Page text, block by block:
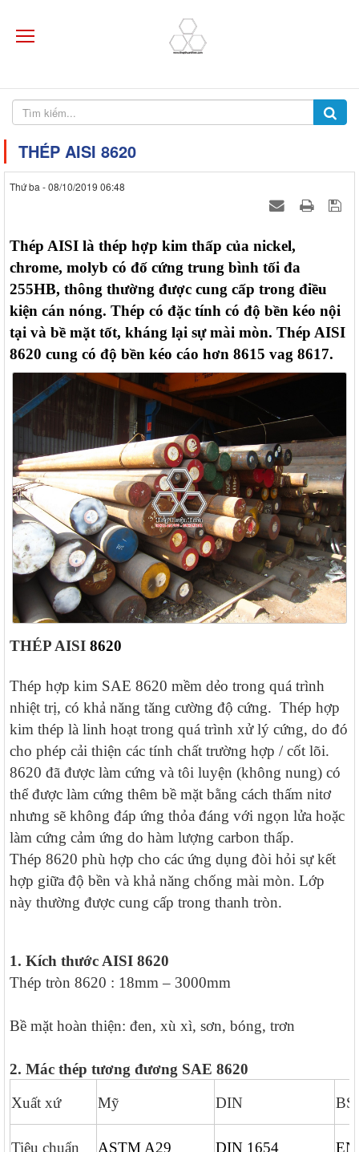
THÉP AISI 8620
Thứ ba - 08/10/2019 06:48
Thép AISI là thép hợp kim thấp của nickel,
chrome, molyb có đố cứng trung bình tối đa
255HB, thông thường được cung cấp trong điều
kiện cán nóng. Thép có đặc tính có độ bền kéo nội
tại và bề mặt tốt, kháng lại sự mài mòn. Thép AISI
8620 cung có độ bền kéo cáo hơn 8615 vag 8617.
THÉP AISI 8620
Thép hợp kim SAE 8620 mềm dẻo trong quá trình
nhiệt trị, có khả năng tăng cường độ cứng. Thép hợp
kim thép là linh hoạt trong quá trình xử lý cứng, do đó
cho phép cải thiện các tính chất trường hợp / cốt lõi.
8620 đã được làm cứng và tôi luyện (không nung) có
thể được làm cứng thêm bề mặt bằng cách thấm nitơ
nhưng sẽ không đáp ứng thỏa đáng với ngọn lửa hoặc
làm cứng cảm ứng do hàm lượng carbon thấp.
Thép 8620 phù hợp cho các ứng dụng đòi hỏi sự kết
hợp giữa độ bền và khả năng chống mài mòn. Lớp
này thường được cung cấp trong thanh tròn.
1. Kích thước AISI 8620
Thép tròn 8620 : 18mm – 3000mm
Bề mặt hoàn thiện: đen, xù xì, sơn, bóng, trơn
2. Mác thép tương đương SAE 8620
Xuất xứ
Mỹ DIN BS
Tiêu chuẩn ASTM A29 DIN 1654